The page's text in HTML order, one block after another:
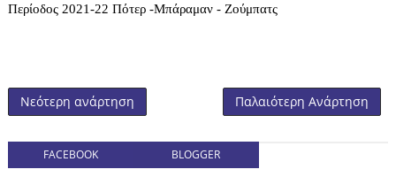
Περίοδος 2021-22 Πότερ -Μπάραμαν - Ζούμπατς
Νεότερη ανάρτηση Παλαιότερη Ανάρτηση
FACEBOOK BLOGGER